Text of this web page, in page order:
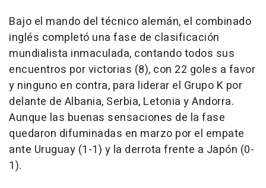
Bajo el mando del técnico alemán, el combinado
inglés completó una fase de clasificación
mundialista inmaculada, contando todos sus
encuentros por victorias (8), con 22 goles a favor
y ninguno en contra, para liderar el Grupo K por
delante de Albania, Serbia, Letonia y Andorra.
Aunque las buenas sensaciones de la fase
quedaron difuminadas en marzo por el empate
ante Uruguay (1-1) y la derrota frente a Japón (0-
1).